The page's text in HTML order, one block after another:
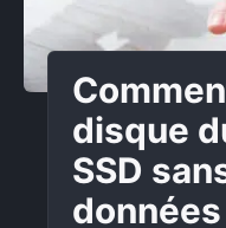
disque
SSD